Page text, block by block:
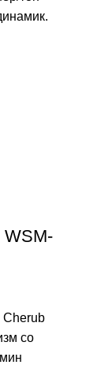
WSM-
Cherub
со